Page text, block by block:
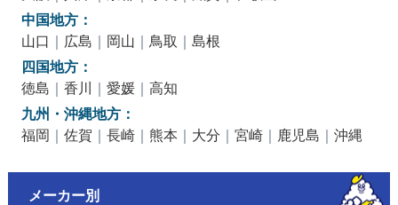
中国地方：
山口 ｜ 広島 ｜ 岡山 ｜ 鳥取 ｜ 島根
四国地方：
徳島 ｜ 香川 ｜ 愛媛｜ 高知
九州・沖縄地方：
福岡 ｜ 佐賀 ｜ 長崎｜ 熊本 ｜ 大分 ｜ 宮崎｜ 鹿児島 ｜ 沖縄
メーカー別